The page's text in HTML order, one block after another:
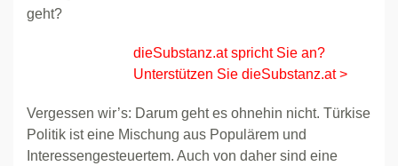
geht?
dieSubstanz.at spricht Sie an?
Unterstützen Sie dieSubstanz.at >
Vergessen wir’s: Darum geht es ohnehin nicht. Türkise
Politik ist eine Mischung aus Populärem und
Interessengesteuertem. Auch von daher sind eine